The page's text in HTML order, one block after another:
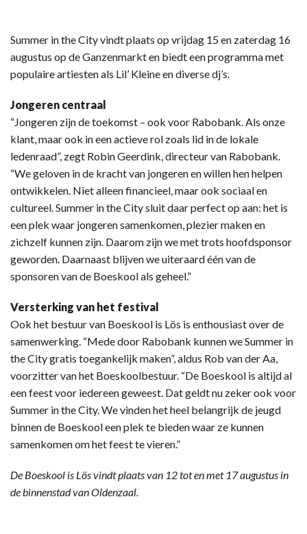
Summer in the City vindt plaats op vrijdag 15 en zaterdag 16
augustus op de Ganzenmarkt en biedt een programma met
populaire artiesten als Lil’ Kleine en diverse dj’s.
Jongeren centraal
“Jongeren zijn de toekomst – ook voor Rabobank. Als onze
klant, maar ook in een actieve rol zoals lid in de lokale
ledenraad”, zegt Robin Geerdink, directeur van Rabobank.
“We geloven in de kracht van jongeren en willen hen helpen
ontwikkelen. Niet alleen financieel, maar ook sociaal en
cultureel. Summer in the City sluit daar perfect op aan: het is
een plek waar jongeren samenkomen, plezier maken en
zichzelf kunnen zijn. Daarom zijn we met trots hoofdsponsor
geworden. Daarnaast blijven we uiteraard één van de
sponsoren van de Boeskool als geheel.”
Versterking van het festival
Ook het bestuur van Boeskool is Lös is enthousiast over de
samenwerking. “Mede door Rabobank kunnen we Summer in
the City gratis toegankelijk maken”, aldus Rob van der Aa,
voorzitter van het Boeskoolbestuur. “De Boeskool is altijd al
een feest voor iedereen geweest. Dat geldt nu zeker ook voor
Summer in the City. We vinden het heel belangrijk de jeugd
binnen de Boeskool een plek te bieden waar ze kunnen
samenkomen om het feest te vieren.”
De Boeskool is Lös vindt plaats van 12 tot en met 17 augustus in
de binnenstad van Oldenzaal.